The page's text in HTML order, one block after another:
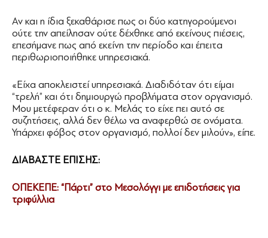
Αν και η ίδια ξεκαθάρισε πως οι δύο κατηγορούμενοι
ούτε την απείλησαν ούτε δέχθηκε από εκείνους πιέσεις,
επεσήμανε πως από εκείνη την περίοδο και έπειτα
περιθωριοποιήθηκε υπηρεσιακά.
«Είχα αποκλειστεί υπηρεσιακά. Διαδιδόταν ότι είμαι
“τρελή” και ότι δημιουργώ προβλήματα στον οργανισμό.
Μου μετέφεραν ότι ο κ. Μελάς το είχε πει αυτό σε
συζητήσεις, αλλά δεν θέλω να αναφερθώ σε ονόματα.
Υπάρχει φόβος στον οργανισμό, πολλοί δεν μιλούν», είπε.
ΔΙΑΒΑΣΤΕ ΕΠΙΣΗΣ:
ΟΠΕΚΕΠΕ: “Πάρτι” στο Μεσολόγγι με επιδοτήσεις για
τριφύλλια